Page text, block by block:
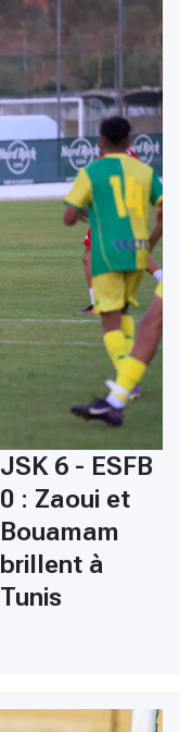
JSK 6 - ESFB
0 : Zaoui et
Bouamam
brillent à
Tunis